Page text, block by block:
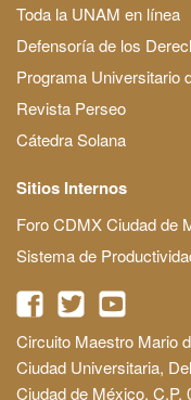
Toda la UNAM en línea
Defensoría de los
Programa Universitario
Revista Perseo
Cátedra Solana
Sitios Internos
Foro CDMX Ciudad de
Sistema de
Circuito Maestro Mario
Ciudad Universitaria,
Ciudad de México, C.P.